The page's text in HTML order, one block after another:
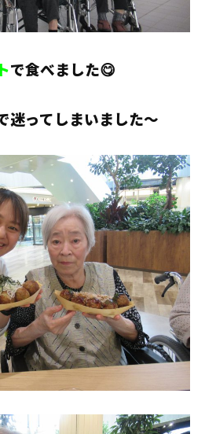
で食べました😋
迷ってしまいました～